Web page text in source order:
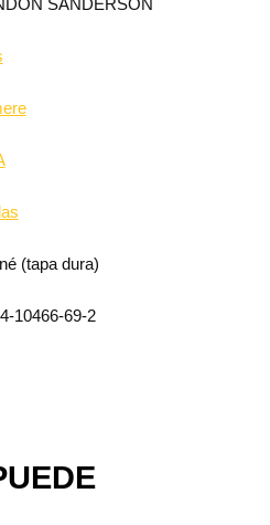
SANDERSON
(tapa dura)
10466-69-2